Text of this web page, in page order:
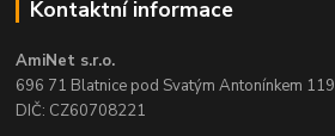
Kontaktní informace
AmiNet s.r.o.
696 71 Blatnice pod Svatým Antonínkem 119
DIČ: CZ60708221